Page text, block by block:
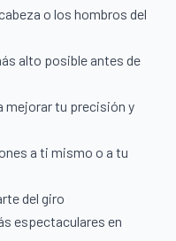
o los hombros del
alto posible antes de
mejorar tu precisión y
a ti mismo o a tu
del giro
espectaculares en